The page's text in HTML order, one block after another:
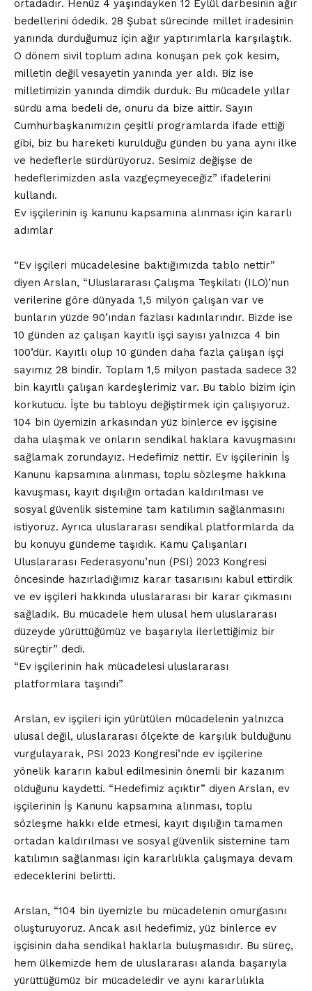
ortadadır. Henüz 4 yaşındayken 12 Eylül darbesinin ağır
bedellerini ödedik. 28 Şubat sürecinde millet iradesinin
yanında durduğumuz için ağır yaptırımlarla karşılaştık.
O dönem sivil toplum adına konuşan pek çok kesim,
milletin değil vesayetin yanında yer aldı. Biz ise
milletimizin yanında dimdik durduk. Bu mücadele yıllar
sürdü ama bedeli de, onuru da bize aittir. Sayın
Cumhurbaşkanımızın çeşitli programlarda ifade ettiği
gibi, biz bu hareketi kurulduğu günden bu yana aynı ilke
ve hedeflerle sürdürüyoruz. Sesimiz değişse de
hedeflerimizden asla vazgeçmeyeceğiz” ifadelerini
kullandı.
Ev işçilerinin iş kanunu kapsamına alınması için kararlı
adımlar
“Ev işçileri mücadelesine baktığımızda tablo nettir”
diyen Arslan, “Uluslararası Çalışma Teşkilatı (ILO)’nun
verilerine göre dünyada 1,5 milyon çalışan var ve
bunların yüzde 90’ından fazlası kadınlarındır. Bizde ise
10 günden az çalışan kayıtlı işçi sayısı yalnızca 4 bin
100’dür. Kayıtlı olup 10 günden daha fazla çalışan işçi
sayımız 28 bindir. Toplam 1,5 milyon pastada sadece 32
bin kayıtlı çalışan kardeşlerimiz var. Bu tablo bizim için
korkutucu. İşte bu tabloyu değiştirmek için çalışıyoruz.
104 bin üyemizin arkasından yüz binlerce ev işçisine
daha ulaşmak ve onların sendikal haklara kavuşmasını
sağlamak zorundayız. Hedefimiz nettir. Ev işçilerinin İş
Kanunu kapsamına alınması, toplu sözleşme hakkına
kavuşması, kayıt dışılığın ortadan kaldırılması ve
sosyal güvenlik sistemine tam katılımın sağlanmasını
istiyoruz. Ayrıca uluslararası sendikal platformlarda da
bu konuyu gündeme taşıdık. Kamu Çalışanları
Uluslararası Federasyonu’nun (PSI) 2023 Kongresi
öncesinde hazırladığımız karar tasarısını kabul ettirdik
ve ev işçileri hakkında uluslararası bir karar çıkmasını
sağladık. Bu mücadele hem ulusal hem uluslararası
düzeyde yürüttüğümüz ve başarıyla ilerlettiğimiz bir
süreçtir” dedi.
“Ev işçilerinin hak mücadelesi uluslararası
platformlara taşındı”
Arslan, ev işçileri için yürütülen mücadelenin yalnızca
ulusal değil, uluslararası ölçekte de karşılık bulduğunu
vurgulayarak, PSI 2023 Kongresi’nde ev işçilerine
yönelik kararın kabul edilmesinin önemli bir kazanım
olduğunu kaydetti. “Hedefimiz açıktır” diyen Arslan, ev
işçilerinin İş Kanunu kapsamına alınması, toplu
sözleşme hakkı elde etmesi, kayıt dışılığın tamamen
ortadan kaldırılması ve sosyal güvenlik sistemine tam
katılımın sağlanması için kararlılıkla çalışmaya devam
edeceklerini belirtti.
Arslan, “104 bin üyemizle bu mücadelenin omurgasını
oluşturuyoruz. Ancak asıl hedefimiz, yüz binlerce ev
işçisinin daha sendikal haklarla buluşmasıdır. Bu süreç,
hem ülkemizde hem de uluslararası alanda başarıyla
yürüttüğümüz bir mücadeledir ve aynı kararlılıkla